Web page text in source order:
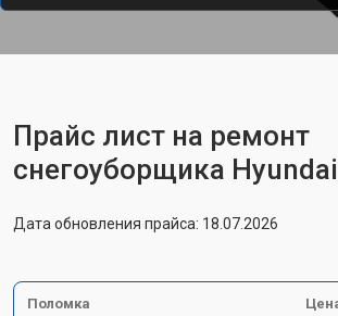
Прайс лист на ремонт
снегоуборщика
Дата обновления прайса: 18.07.2026
Поломка